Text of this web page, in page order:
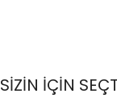
SİZİN İÇİN